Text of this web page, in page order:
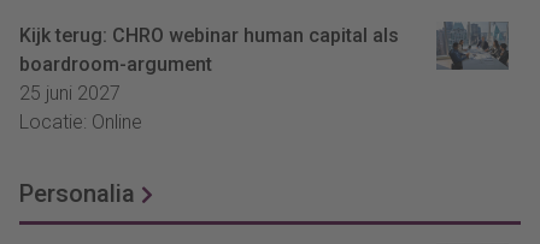
Kijk terug: CHRO webinar human capital als
boardroom-argument
25 juni 2027
Locatie: Online
Personalia